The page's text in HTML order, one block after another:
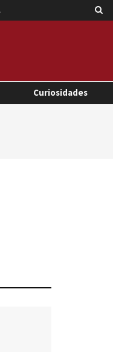
Curiosidades